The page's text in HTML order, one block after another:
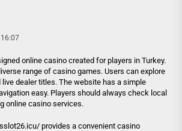
online casino created for players in Turkey.
range of casino games. Users can explore
dealer titles. The website has a simple
easy. Players should always check local
online casino services.
provides a convenient casino